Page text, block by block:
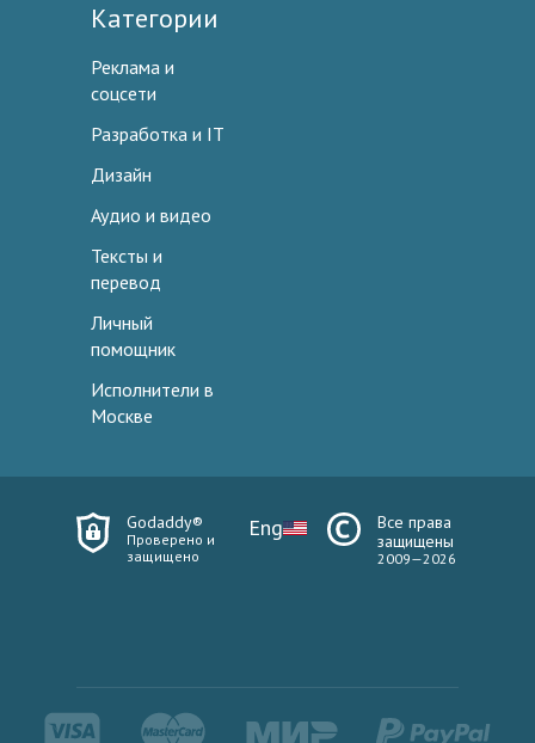
Категории
Реклама и
соцсети
Разработка и IT
Дизайн
Аудио и видео
Тексты и
перевод
Личный
помощник
Исполнители в
Москве
Godaddy®
Проверено и
защищено
Eng
Все права
защищены
2009—2026